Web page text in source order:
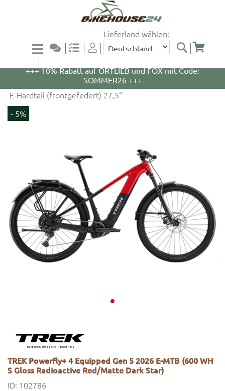
Lieferland wählen:
+++ 5% Rabatt auf WOOM Bikes und Zubehör mit
+++ 10% Rabatt auf ORTLIEB und FOX mit Code:
SOMMER26 +++
E-Hardtail (frontgefedert) 27,5"
- 5%
TREK Powerfly+ 4 Equipped Gen 5 2026 E-MTB (600 WH
S Gloss Radioactive Red/Matte Dark Star)
ID: 102786